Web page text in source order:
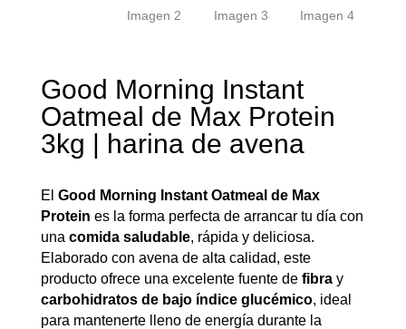
Good Morning Instant
Oatmeal de Max Protein
3kg | harina de avena
El Good Morning Instant Oatmeal de Max
Protein es la forma perfecta de arrancar tu día con
una comida saludable, rápida y deliciosa.
Elaborado con avena de alta calidad, este
producto ofrece una excelente fuente de fibray
carbohidratos de bajo índice glucémico, ideal
para mantenerte lleno de energía durante la